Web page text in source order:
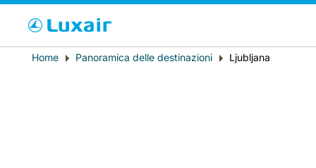
Paese di residenza
Breadcrumb
Home Panoramica delle destinazioni Ljubljana